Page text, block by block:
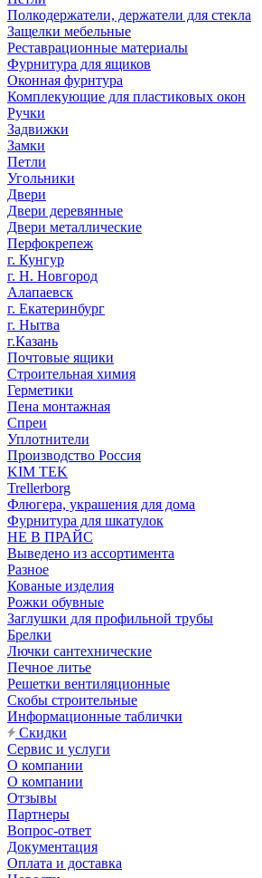
Полкодержатели, держатели для стекла
Защелки мебельные
Реставрационные материалы
Фурнитура для ящиков
Оконная фурнтура
Комплекующие для пластиковых окон
Ручки
Задвижки
Замки
Петли
Угольники
Двери
Двери деревянные
Двери металлические
Перфокрепеж
г. Кунгур
г. Н. Новгород
Алапаевск
г. Екатеринбург
г. Нытва
г.Казань
Почтовые ящики
Строительная химия
Герметики
Пена монтажная
Спреи
Уплотнители
Производство Россия
KIM TEK
Trellerborg
Флюгера, украшения для дома
Фурнитура для шкатулок
НЕ В ПРАЙС
Выведено из ассортимента
Разное
Кованые изделия
Рожки обувные
Заглушки для профильной трубы
Брелки
Лючки сантехнические
Печное литье
Решетки вентиляционные
Скобы строительные
Информационные таблички
Скидки
Сервис и услуги
О компании
О компании
Отзывы
Партнеры
Вопрос-ответ
Документация
Оплата и доставка